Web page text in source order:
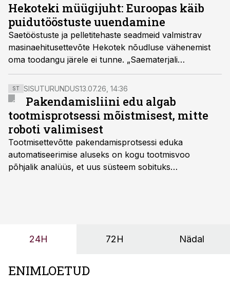
Hekoteki müügijuht: Euroopas käib
puidutööstuste uuendamine
Saetööstuste ja pelletitehaste seadmeid valmistrav
masinaehitusettevõte Hekotek nõudluse vähenemist
oma toodangu järele ei tunne. „Saematerjali
hinnabuumi ajal teenitud raha investeeritakse
Euroopas saeveskite uuendamisse,“ räägib Hekoteki
müügiosakonna juht Tõnis Haldna.
ST SISUTURUNDUS13.07.26, 14:36
Pakendamisliini edu algab
tootmisprotsessi mõistmisest, mitte
roboti valimisest
Tootmisettevõtte pakendamisprotsessi eduka
automatiseerimise aluseks on kogu tootmisvoo
põhjalik analüüs, et uus süsteem sobituks
OÜ tegevjuht Sander Mitendorf.
24H 72H Nädal
ENIMLOETUD